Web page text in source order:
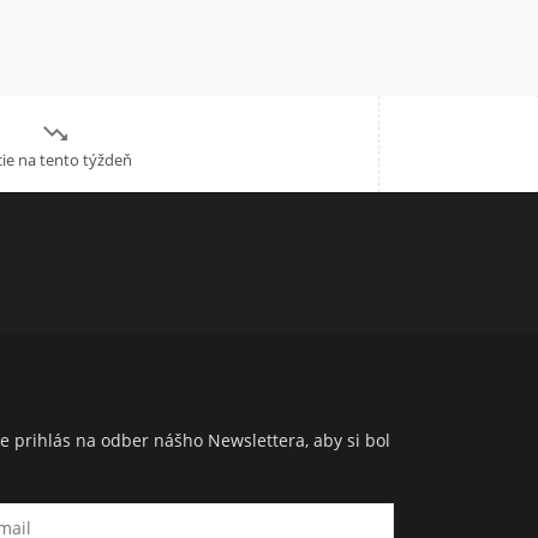

na tento týždeň
prihlás na odber nášho Newslettera, aby si bol